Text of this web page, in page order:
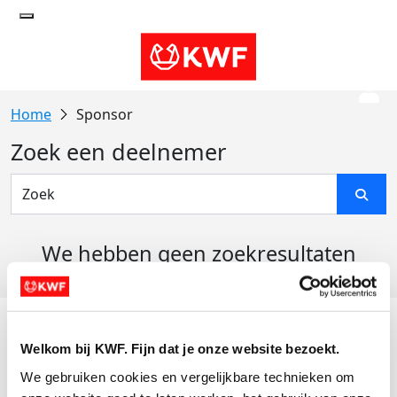
Welkom bij KWF. Fijn dat je onze website bezoekt.
We gebruiken cookies en vergelijkbare technieken om
Sponsor
Zoek een deelnemer
We hebben geen zoekresultaten
Actiematerialen
Evenementen